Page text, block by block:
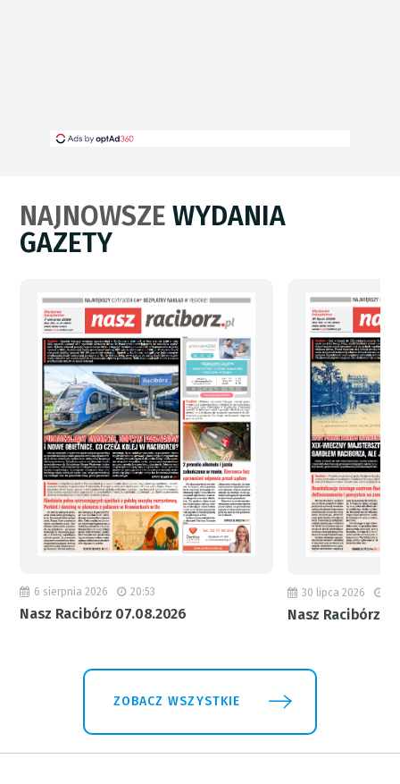
NAJNOWSZEWYDANIA
GAZETY
6 sierpnia 2026 20:53
Nasz Racibórz 07.08.2026
30 lipca 2026
Nasz Racibórz
ZOBACZ WSZYSTKIE